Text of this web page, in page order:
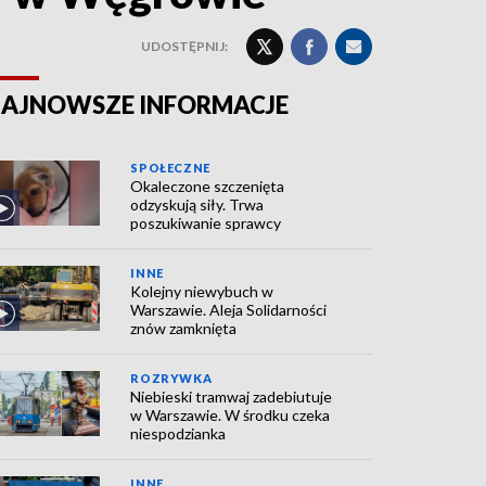
UDOSTĘPNIJ:
INFORMACJE
SPOŁECZNE
Okaleczone szczenięta
odzyskują siły. Trwa
poszukiwanie sprawcy
INNE
Kolejny niewybuch w
Warszawie. Aleja Solidarności
znów zamknięta
ROZRYWKA
Niebieski tramwaj zadebiutuje
w Warszawie. W środku czeka
niespodzianka